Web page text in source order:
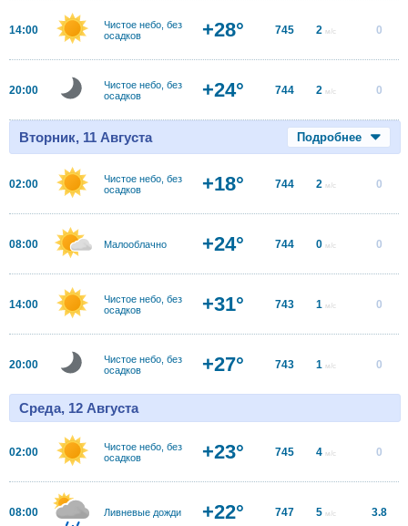
14:00
Чистое небо, без
осадков
+28° 745 2 м/с 0
20:00
Чистое небо, без
осадков
+24° 744 2 м/с 0
Вторник, 11 Августа Подробнее
02:00
Чистое небо, без
осадков
+18° 744 2 м/с 0
08:00 Малооблачно +24° 744 0 м/с 0
14:00
Чистое небо, без
осадков
+31° 743 1 м/с 0
20:00
Чистое небо, без
осадков
+27° 743 1 м/с 0
Среда, 12 Августа
02:00
Чистое небо, без
осадков
+23° 745 4 м/с 0
08:00 Ливневые дожди +22° 747 5 м/с 3.8